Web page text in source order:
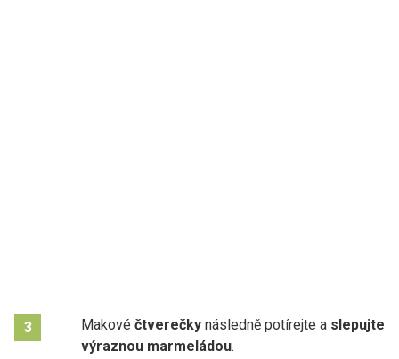
3 Makové čtverečky následně potírejte a slepujte
výraznou marmeládou.